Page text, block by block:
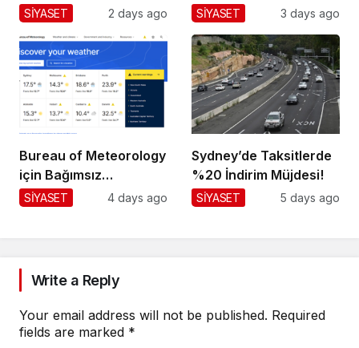
SİYASET 2 days ago
Dökülüyor!
SİYASET 3 days ago
Bureau of Meteorology
için Bağımsız
Değerlendirme!
SİYASET 4 days ago
Sydney’de Taksitlerde
%20 İndirim Müjdesi!
SİYASET 5 days ago
Write a Reply
Your email address will not be published. Required
fields are marked *